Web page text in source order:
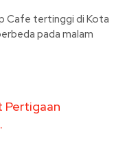
Cafe tertinggi di Kota
pada malam